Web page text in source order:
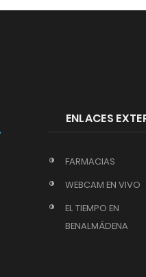
ENLACES
FARMACIAS
WEBCAM EN VIVO
EL TIEMPO EN
BENALMÁDENA